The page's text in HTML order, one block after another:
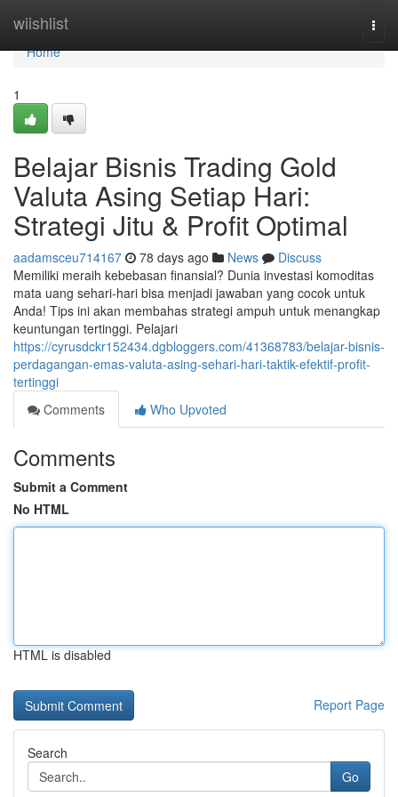
wiishlist
Home
Home
1
Belajar Bisnis Trading Gold
Valuta Asing Setiap Hari:
Strategi Jitu & Profit Optimal
aadamsceu714167 78 days ago News
Discuss
Memiliki meraih kebebasan finansial? Dunia investasi komoditas
mata uang sehari-hari bisa menjadi jawaban yang cocok untuk
Anda! Tips ini akan membahas strategi ampuh untuk menangkap
keuntungan tertinggi. Pelajari
https://cyrusdckr152434.dgbloggers.com/41368783/belajar-bisnis-
perdagangan-emas-valuta-asing-sehari-hari-taktik-efektif-profit-
tertinggi
Comments
Who Upvoted
Comments
Submit a Comment
No HTML
HTML is disabled
Report Page
Search
Go